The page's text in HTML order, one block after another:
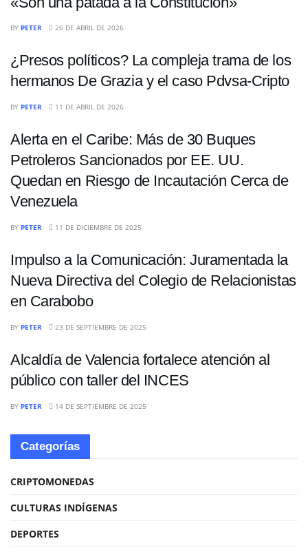
BY PETER 26 DE ABRIL DE 2026
¿Presos políticos? La compleja trama de los
hermanos De Grazia y el caso Pdvsa-Cripto
BY PETER 11 DE ABRIL DE 2026
Alerta en el Caribe: Más de 30 Buques
Petroleros Sancionados por EE. UU.
Quedan en Riesgo de Incautación Cerca de
Venezuela
BY PETER 11 DE DICIEMBRE DE 2025
Impulso a la Comunicación: Juramentada la
Nueva Directiva del Colegio de Relacionistas
en Carabobo
BY PETER 23 DE SEPTIEMBRE DE 2025
Alcaldía de Valencia fortalece atención al
público con taller del INCES
BY PETER 14 DE SEPTIEMBRE DE 2025
Categorías
CRIPTOMONEDAS
CULTURAS INDÍGENAS
DEPORTES